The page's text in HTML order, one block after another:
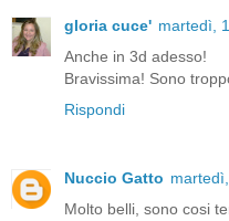
gloria cuce' martedì,
Anche in 3d adesso!
Bravissima! Sono
Rispondi
Nuccio Gatto
Molto belli, sono cosi